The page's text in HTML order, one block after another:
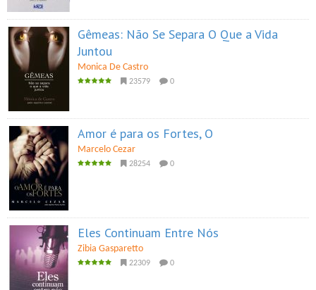
Gêmeas: Não Se Separa O Que a Vida
Juntou
Monica De Castro
23579 0
Amor é para os Fortes, O
Marcelo Cezar
28254 0
Eles Continuam Entre Nós
Zibia Gasparetto
22309 0